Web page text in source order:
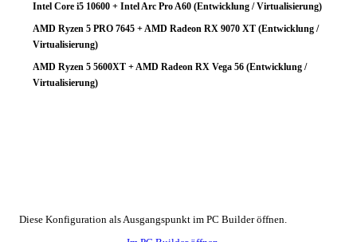
Intel Core i5 10600 + Intel Arc Pro A60 (Entwicklung / Virtualisierung)
AMD Ryzen 5 PRO 7645 + AMD Radeon RX 9070 XT (Entwicklung /
Virtualisierung)
AMD Ryzen 5 5600XT + AMD Radeon RX Vega 56 (Entwicklung /
Virtualisierung)
Diese Konfiguration als Ausgangspunkt im PC Builder öffnen.